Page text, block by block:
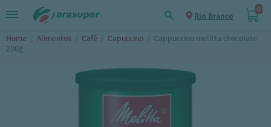
Rio Branco
0
Home / Alimentos / Café / Capuccino / Cappuccino melitta chocolate
200g